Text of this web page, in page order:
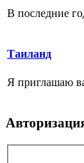
В последние
Таиланд
Я приглашаю